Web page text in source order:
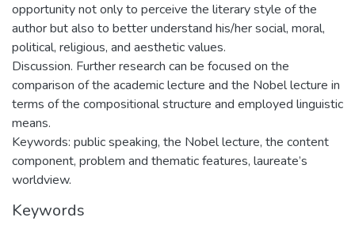
opportunity not only to perceive the literary style of the
author but also to better understand his/her social, moral,
political, religious, and aesthetic values.
Discussion. Further research can be focused on the
comparison of the academic lecture and the Nobel lecture in
terms of the compositional structure and employed linguistic
means.
Keywords: public speaking, the Nobel lecture, the content
component, problem and thematic features, laureate’s
worldview.
Keywords